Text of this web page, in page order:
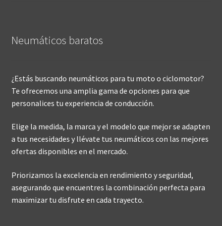
Neumáticos baratos
¿Estás buscando neumáticos para tu moto o ciclomotor?
Te ofrecemos una amplia gama de opciones para que
personalices tu experiencia de conducción.
Elige la medida, la marca y el modelo que mejor se adapten
a tus necesidades y llévate tus neumáticos con las mejores
ofertas disponibles en el mercado.
Priorizamos la excelencia en rendimiento y seguridad,
asegurando que encuentres la combinación perfecta para
maximizar tu disfrute en cada trayecto.